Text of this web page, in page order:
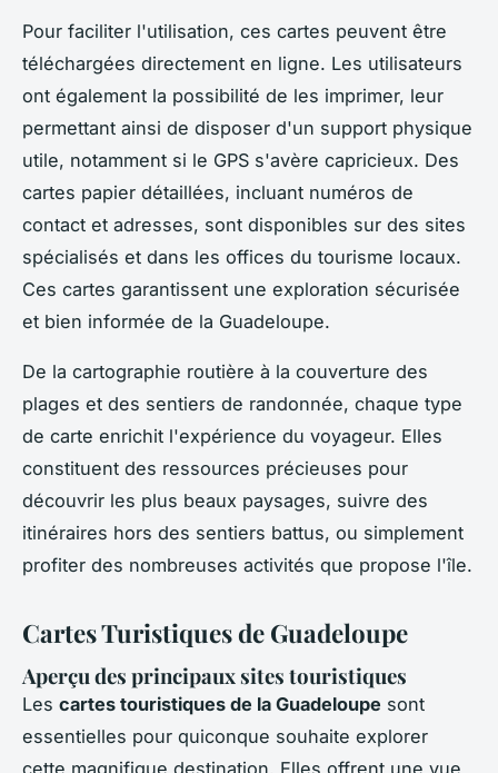
Pour faciliter l'utilisation, ces cartes peuvent être
téléchargées directement en ligne. Les utilisateurs
ont également la possibilité de les imprimer, leur
permettant ainsi de disposer d'un support physique
utile, notamment si le GPS s'avère capricieux. Des
cartes papier détaillées, incluant numéros de
contact et adresses, sont disponibles sur des sites
spécialisés et dans les offices du tourisme locaux.
Ces cartes garantissent une exploration sécurisée
et bien informée de la Guadeloupe.
De la cartographie routière à la couverture des
plages et des sentiers de randonnée, chaque type
de carte enrichit l'expérience du voyageur. Elles
constituent des ressources précieuses pour
découvrir les plus beaux paysages, suivre des
itinéraires hors des sentiers battus, ou simplement
profiter des nombreuses activités que propose l'île.
Cartes Turistiques de Guadeloupe
Aperçu des principaux sites touristiques
Les cartes touristiques de la Guadeloupe sont
essentielles pour quiconque souhaite explorer